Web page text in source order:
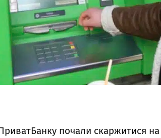
почали скаржитися